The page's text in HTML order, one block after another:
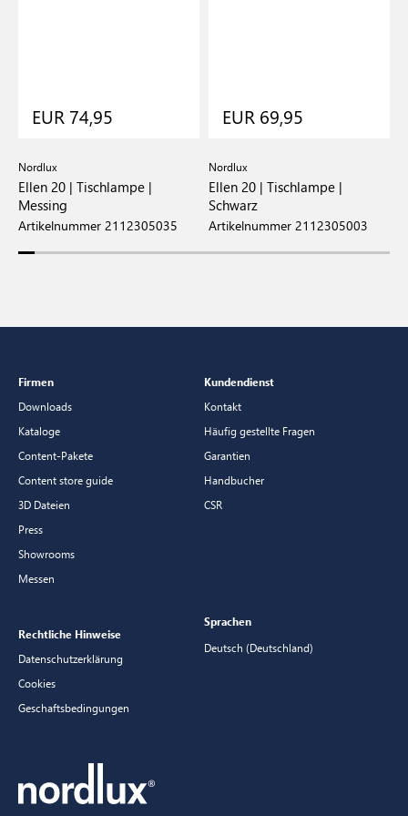
EUR 74,95
Nordlux
Ellen 20 | Tischlampe |
Messing
Artikelnummer 2112305035
EUR 69,95
Nordlux
Ellen 20 | Tischlampe |
Schwarz
Artikelnummer 2112305003
Firmen
Downloads
Kataloge
Content-Pakete
Content store guide
3D Dateien
Press
Showrooms
Messen
Kundendienst
Kontakt
Häufig gestellte Fragen
Garantien
Handbucher
CSR
Rechtliche Hinweise
Datenschutzerklärung
Cookies
Geschaftsbedingungen
Sprachen
Deutsch (Deutschland)